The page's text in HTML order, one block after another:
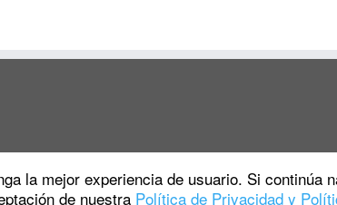
·© 2026La Tortuga Inversora·Funciona con ·
la mejor experiencia de usuario. Si continúa
de nuestra Política de Privacidad y